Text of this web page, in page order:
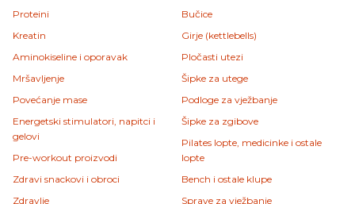
Proteini
Kreatin
Aminokiseline i oporavak
Mršavljenje
Povećanje mase
Energetski stimulatori, napitci i
gelovi
Pre-workout proizvodi
Zdravi snackovi i obroci
Zdravlje
Bučice
Girje (kettlebells)
Pločasti utezi
Šipke za utege
Podloge za vježbanje
Šipke za zgibove
Pilates lopte, medicinke i ostale
lopte
Bench i ostale klupe
Sprave za vježbanje